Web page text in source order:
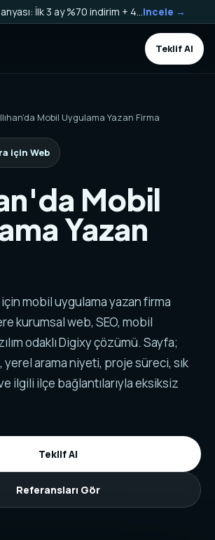
Incele →
Teklif Al
Mobil Uygulama Yazan Firma
için Web
Mobil
Yazan
için mobil uygulama yazan firma
kurumsal web, SEO, mobil
odaklı Digixy çözümü. Sayfa;
yerel arama niyeti, proje süreci, sık
ilgili ilçe bağlantılarıyla eksiksiz
Teklif Al
Referansları Gör